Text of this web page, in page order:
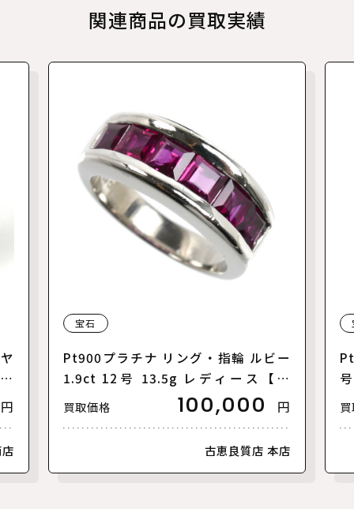
関連商品の買取実績
円
宝石
Pt900プラチナ リング・指輪 ルビー
1.9ct 12号 13.5g レディース【中
古】
買取価格 100,000 円
古恵良質店 本店